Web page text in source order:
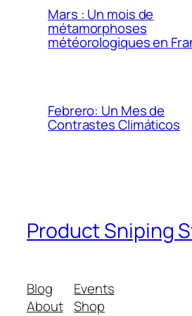
Mars : Un mois de
métamorphoses
météorologiques en
Febrero: Un Mes de
Contrastes Climáticos
Product Sniping
Blog
About
Events
Shop